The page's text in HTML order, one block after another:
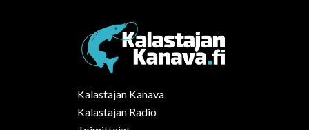
Kalastajan Kanava
Kalastajan Radio